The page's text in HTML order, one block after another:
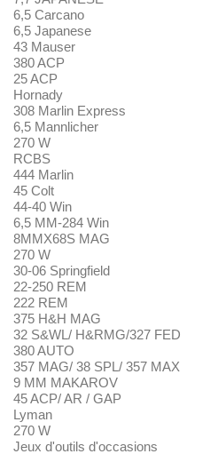
6,5 Carcano
6,5 Japanese
43 Mauser
380 ACP
25 ACP
Hornady
308 Marlin Express
6,5 Mannlicher
270 W
RCBS
444 Marlin
45 Colt
44-40 Win
6,5 MM-284 Win
8MMX68S MAG
270 W
30-06 Springfield
22-250 REM
222 REM
375 H&H MAG
32 S&WL/ H&RMG/327 FED
380 AUTO
357 MAG/ 38 SPL/ 357 MAX
9 MM MAKAROV
45 ACP/ AR / GAP
Lyman
270 W
Jeux d'outils d'occasions